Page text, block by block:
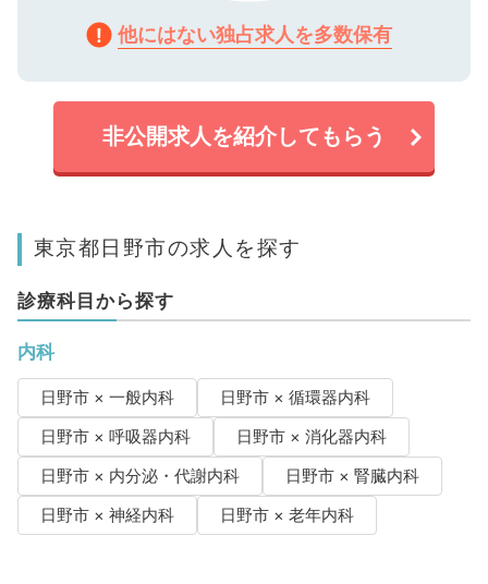
他にはない独占求人を多数保有
非公開求人を紹介してもらう
東京都日野市の求人を探す
診療科目から探す
内科
日野市 × 一般内科
日野市 × 循環器内科
日野市 × 呼吸器内科
日野市 × 消化器内科
日野市 × 内分泌・代謝内科
日野市 × 腎臓内科
日野市 × 神経内科
日野市 × 老年内科